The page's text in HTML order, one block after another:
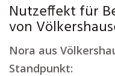
Nutzeffekt für
von
Nora aus
Standpunkt: